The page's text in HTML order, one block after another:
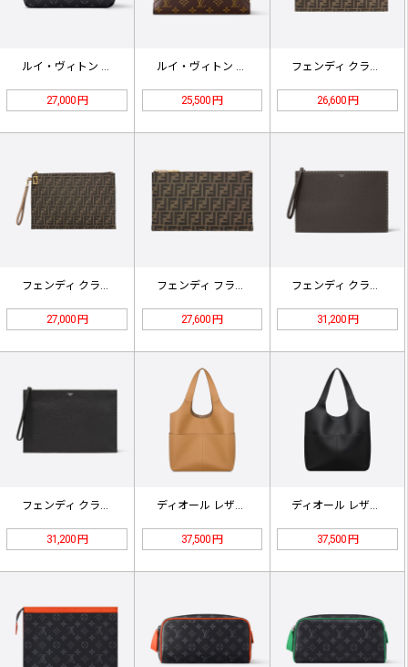
ルイ・ヴィトン クラッチバッグ M1…
27,000 円
ルイ・ヴィトン スリーピース クラッ…
25,500 円
フェンディ クラッチバッグ 7N01…
26,600 円
フェンディ クラッチバッグ 8N01…
27,000 円
フェンディ フラットスリムクラッチ …
27,600 円
フェンディ クラッチバッグ ブラウン…
31,200 円
31,200 円 37,500 円 37,500 円